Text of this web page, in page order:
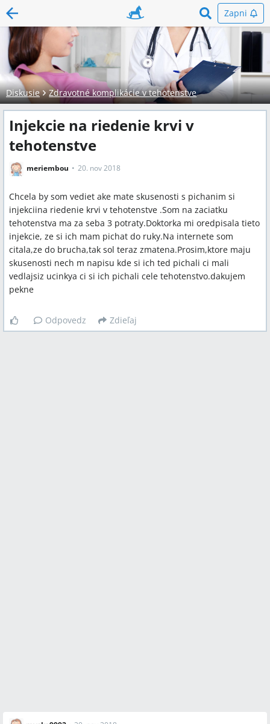
Zapni
Diskusie Zdravotné komplikácie v tehotenstve
Injekcie na riedenie krvi v
tehotenstve
meriembou 20. nov 2018
Chcela by som vediet ake mate skusenosti s pichanim si
injekciina riedenie krvi v tehotenstve .Som na zaciatku
tehotenstva ma za seba 3 potraty.Doktorka mi oredpisala tieto
injekcie, ze si ich mam pichat do ruky.Na internete som
citala,ze do brucha,tak sol teraz zmatena.Prosim,ktore maju
skusenosti nech m napisu kde si ich ted pichali ci mali
vedlajsiz ucinkya ci si ich pichali cele tehotenstvo.dakujem
pekne
Odpovedz Zdieľaj